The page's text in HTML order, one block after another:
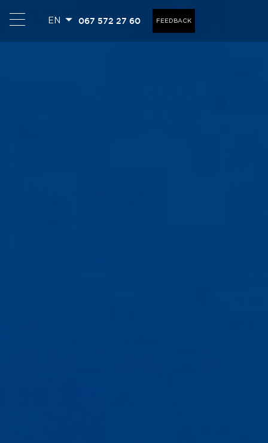
EN 067 572 27 60 FEEDBACK